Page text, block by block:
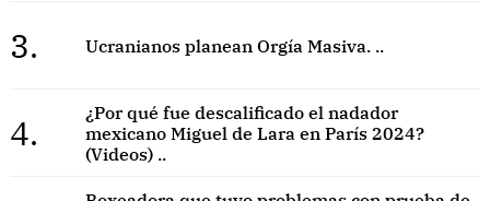
3. Ucranianos planean Orgía Masiva. ..
4.
¿Por qué fue descalificado el nadador
mexicano Miguel de Lara en París 2024?
(Videos) ..